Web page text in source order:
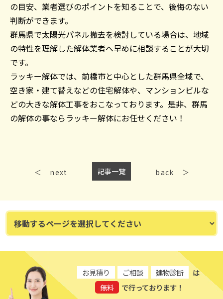
の目安、業者選びのポイントを知ることで、後悔のない
判断ができます。
群馬県で太陽光パネル撤去を検討している場合は、地域
の特性を理解した解体業者へ早めに相談することが大切
です。
ラッキー解体では、前橋市と中心とした群馬県全域で、
空き家・建て替えなどの住宅解体や、マンションビルな
どの大きな解体工事をおこなっております。是非、群馬
の解体の事ならラッキー解体にお任せください！
next 記事一覧 back
お見積り ご相談 建物診断
は
無料
で行っております！